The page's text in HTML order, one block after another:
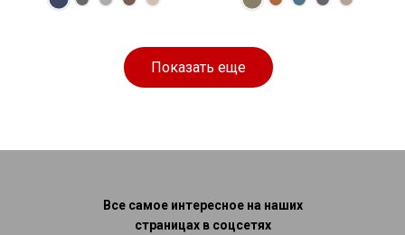
Размеры
298 × 140 × 65
Показать еще
Все самое интересное на наших
страницах в соцсетях